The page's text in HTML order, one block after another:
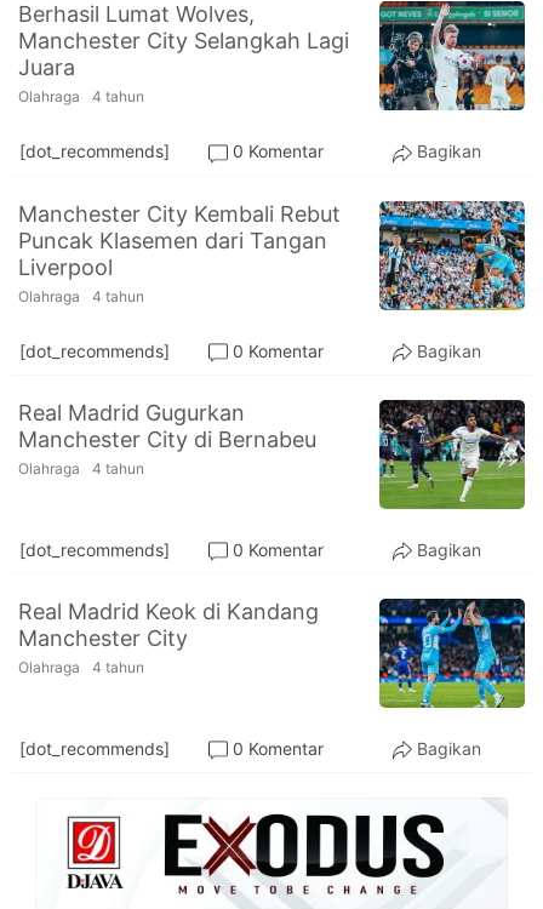
Berhasil Lumat Wolves,
Manchester City Selangkah Lagi
Juara
Olahraga 4 tahun
[dot_recommends] 0 Komentar Bagikan
Manchester City Kembali Rebut
Puncak Klasemen dari Tangan
Liverpool
Olahraga 4 tahun
[dot_recommends] 0 Komentar Bagikan
Real Madrid Gugurkan
Manchester City di Bernabeu
Olahraga 4 tahun
[dot_recommends] 0 Komentar Bagikan
Real Madrid Keok di Kandang
Manchester City
Olahraga 4 tahun
[dot_recommends] 0 Komentar Bagikan